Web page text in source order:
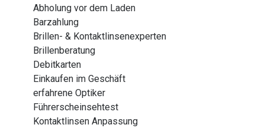
Zubehör
Brillenbügel
Brillenetuis
Brillenkettchen
Abholung vor dem Laden
Barzahlung
Brillen- & Kontaktlinsenexperten
Brillenberatung
Debitkarten
Einkaufen im Geschäft
erfahrene Optiker
Führerscheinsehtest
Kontaktlinsen Anpassung